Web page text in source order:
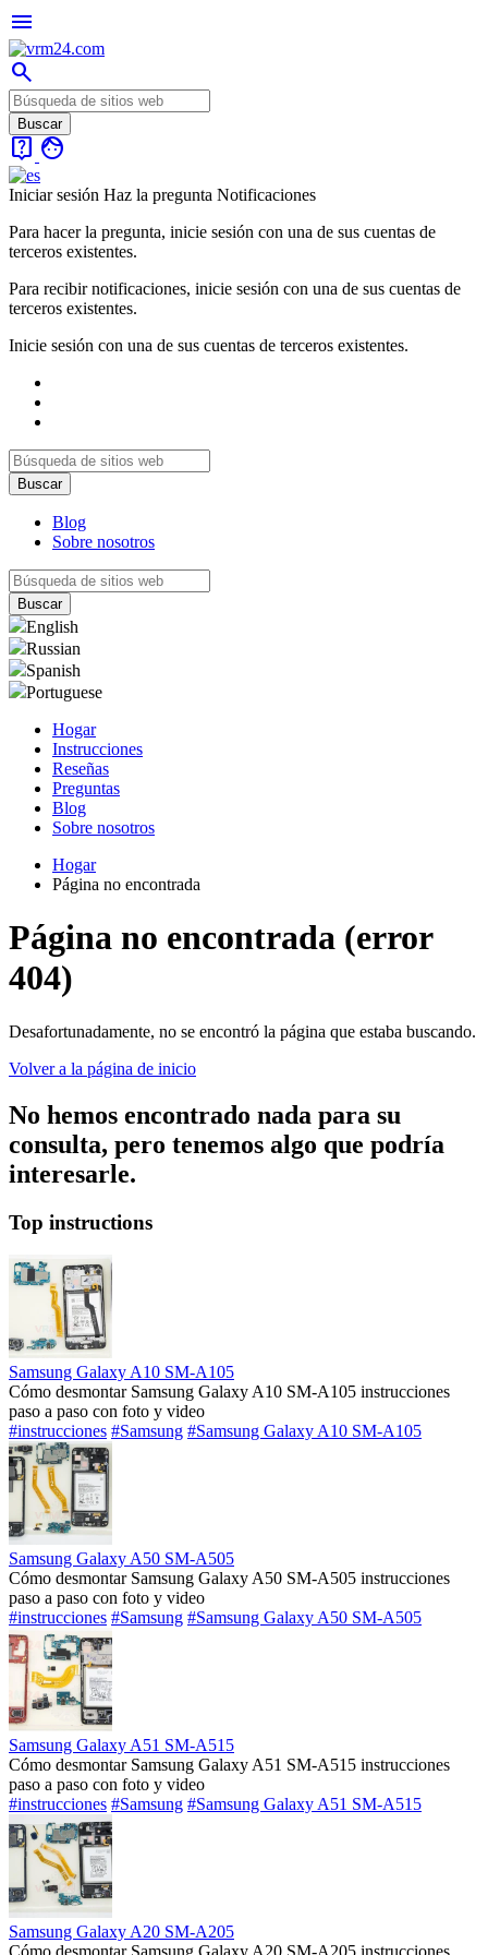
menu
search
live_help face
Iniciar sesión Haz la pregunta Notificaciones
Para hacer la pregunta, inicie sesión con una de sus cuentas de
terceros existentes.
Para recibir notificaciones, inicie sesión con una de sus cuentas de
terceros existentes.
Inicie sesión con una de sus cuentas de terceros existentes.
Blog
Sobre nosotros
English
Russian
Spanish
Portuguese
Hogar
Instrucciones
Reseñas
Preguntas
Blog
Sobre nosotros
Hogar
Página no encontrada
Página no encontrada (error
404)
Desafortunadamente, no se encontró la página que estaba buscando.
Volver a la página de inicio
No hemos encontrado nada para su
consulta, pero tenemos algo que podría
interesarle.
Top instructions
Samsung Galaxy A10 SM-A105
Cómo desmontar Samsung Galaxy A10 SM-A105 instrucciones
paso a paso con foto y video
#instrucciones #Samsung #Samsung Galaxy A10 SM-A105
Samsung Galaxy A50 SM-A505
Cómo desmontar Samsung Galaxy A50 SM-A505 instrucciones
paso a paso con foto y video
#instrucciones #Samsung #Samsung Galaxy A50 SM-A505
Samsung Galaxy A51 SM-A515
Cómo desmontar Samsung Galaxy A51 SM-A515 instrucciones
paso a paso con foto y video
#instrucciones #Samsung #Samsung Galaxy A51 SM-A515
Samsung Galaxy A20 SM-A205